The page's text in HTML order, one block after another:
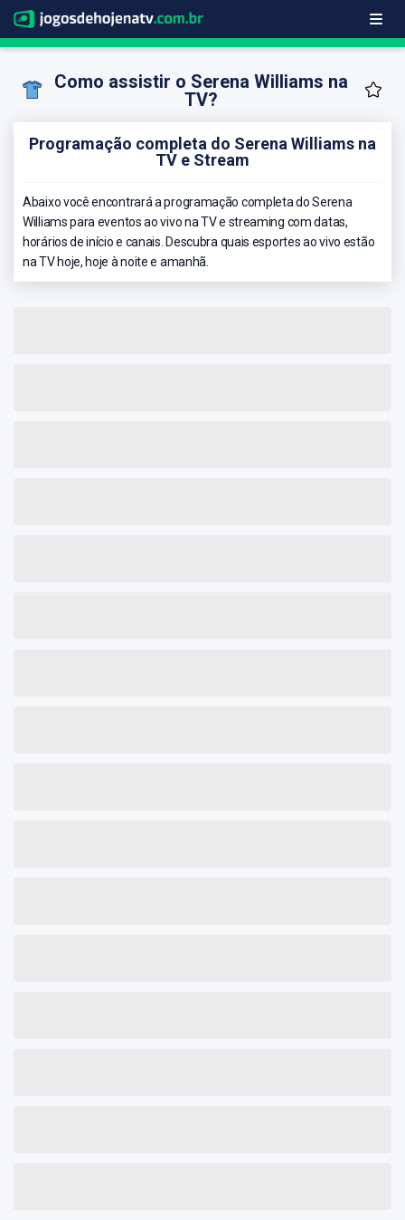
Como assistir o Serena Williams na
TV?
Programação completa do Serena Williams na
TV e Stream
Abaixo você encontrará a programação completa do Serena
Williams para eventos ao vivo na TV e streaming com datas,
horários de início e canais. Descubra quais esportes ao vivo estão
na TV hoje, hoje à noite e amanhã.